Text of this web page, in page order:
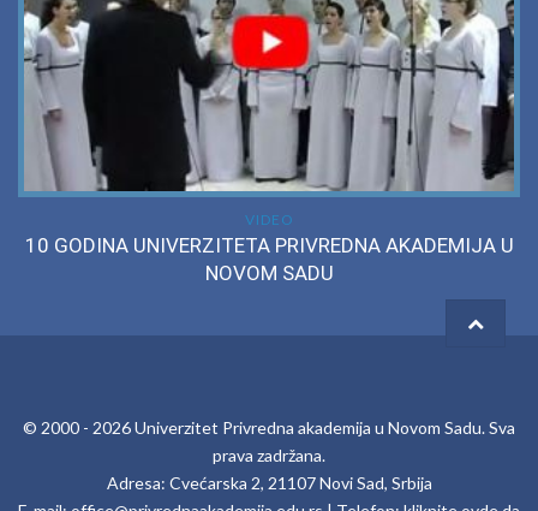
VIDEO
10 GODINA UNIVERZITETA PRIVREDNA AKADEMIJA U
NOVOM SADU
© 2000 - 2026Univerzitet Privredna akademija u Novom Sadu. Sva
prava zadržana.
Adresa: Cvećarska 2, 21107 Novi Sad, Srbija